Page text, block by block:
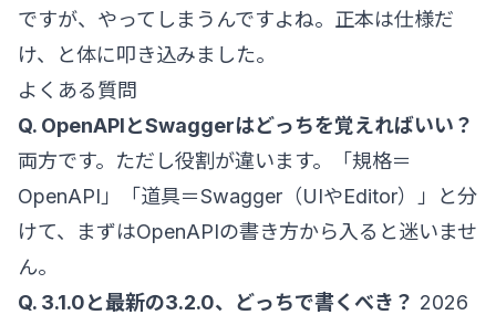
ですが、やってしまうんですよね。正本は仕様だ
け、と体に叩き込みました。
よくある質問
Q. OpenAPIとSwaggerはどっちを覚えればいい？
両方です。ただし役割が違います。「規格＝
OpenAPI」「道具＝Swagger（UIやEditor）」と分
けて、まずはOpenAPIの書き方から入ると迷いませ
ん。
Q. 3.1.0と最新の3.2.0、どっちで書くべき？ 2026